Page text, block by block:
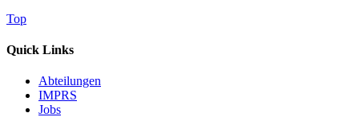
Top
Quick Links
Abteilungen
IMPRS
Jobs